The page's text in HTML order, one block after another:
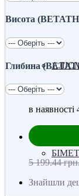
Висота
Глибина
в наявності
5 199.44
Знайшли